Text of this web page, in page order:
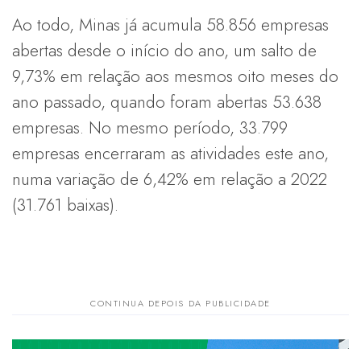
Ao todo, Minas já acumula 58.856 empresas
abertas desde o início do ano, um salto de
9,73% em relação aos mesmos oito meses do
ano passado, quando foram abertas 53.638
empresas. No mesmo período, 33.799
empresas encerraram as atividades este ano,
numa variação de 6,42% em relação a 2022
(31.761 baixas).